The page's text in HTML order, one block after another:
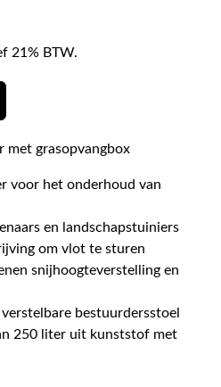
21% BTW.
met grasopvangbox
voor het onderhoud van
en landschapstuiniers
om vlot te sturen
snijhoogteverstelling en
bestuurdersstoel
250 liter uit kunststof met